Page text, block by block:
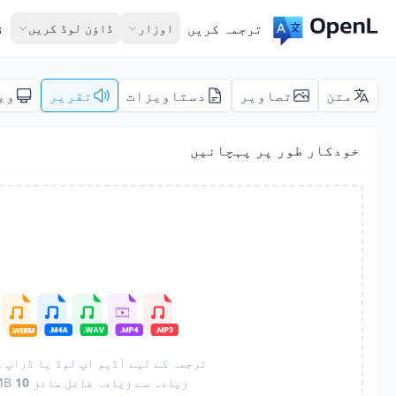
ترجمہ کریں اوزار ڈاؤن لوڈ کریں
متن تصاویر دستاویزات تقریر
خودکار طور پر پہچانیں
ترجمہ کے لیے آڈیو اپ لوڈ یا ڈراپ
زیادہ سے زیادہ فائل سائز10
MB